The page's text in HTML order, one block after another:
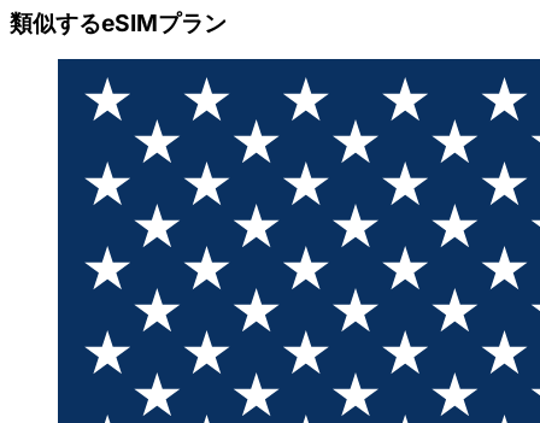
類似するeSIMプラン